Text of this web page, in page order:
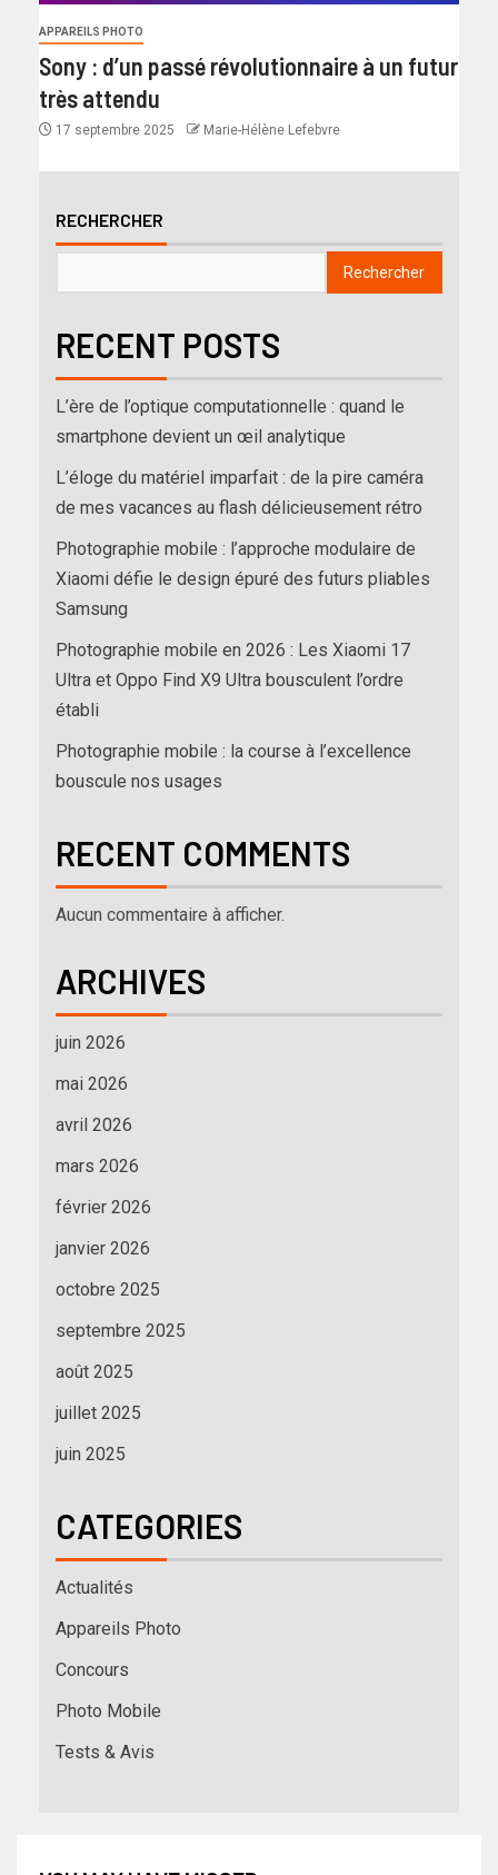
APPAREILS PHOTO
Sony : d’un passé révolutionnaire à un futur
très attendu
17 septembre 2025 Marie-Hélène Lefebvre
RECHERCHER
Rechercher
RECENT POSTS
L’ère de l’optique computationnelle : quand le
smartphone devient un œil analytique
L’éloge du matériel imparfait : de la pire caméra
de mes vacances au flash délicieusement rétro
Photographie mobile : l’approche modulaire de
Xiaomi défie le design épuré des futurs pliables
Samsung
Photographie mobile en 2026 : Les Xiaomi 17
Ultra et Oppo Find X9 Ultra bousculent l’ordre
établi
Photographie mobile : la course à l’excellence
bouscule nos usages
RECENT COMMENTS
Aucun commentaire à afficher.
ARCHIVES
juin 2026
mai 2026
avril 2026
mars 2026
février 2026
janvier 2026
octobre 2025
septembre 2025
août 2025
juillet 2025
juin 2025
CATEGORIES
Actualités
Appareils Photo
Concours
Photo Mobile
Tests & Avis